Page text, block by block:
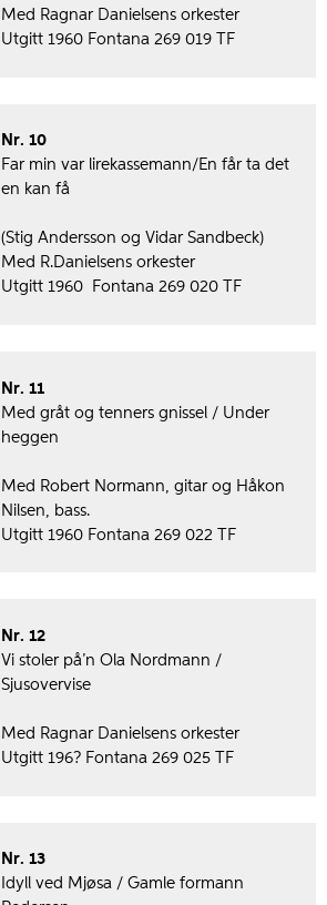
Med Ragnar Danielsens orkester
Utgitt 1960 Fontana 269 019 TF
Nr. 10
Far min var lirekassemann/En får ta det
en kan få
(Stig Andersson og Vidar Sandbeck)
Med R.Danielsens orkester
Utgitt 1960 Fontana 269 020 TF
Nr. 11
Med gråt og tenners gnissel / Under
heggen
Med Robert Normann, gitar og Håkon
Nilsen, bass.
Utgitt 1960 Fontana 269 022 TF
Nr. 12
Vi stoler på’n Ola Nordmann /
Sjusovervise
Med Ragnar Danielsens orkester
Utgitt 196? Fontana 269 025 TF
Nr. 13
Idyll ved Mjøsa / Gamle formann